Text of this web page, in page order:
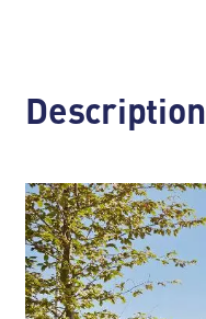
Description